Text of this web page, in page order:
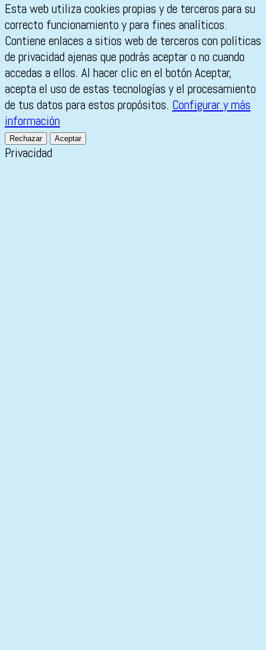
Esta web utiliza cookies propias y de terceros para su
correcto funcionamiento y para fines analíticos.
Contiene enlaces a sitios web de terceros con políticas
de privacidad ajenas que podrás aceptar o no cuando
accedas a ellos. Al hacer clic en el botón Aceptar,
acepta el uso de estas tecnologías y el procesamiento
de tus datos para estos propósitos. Configurar y más
información
Rechazar Aceptar
Privacidad